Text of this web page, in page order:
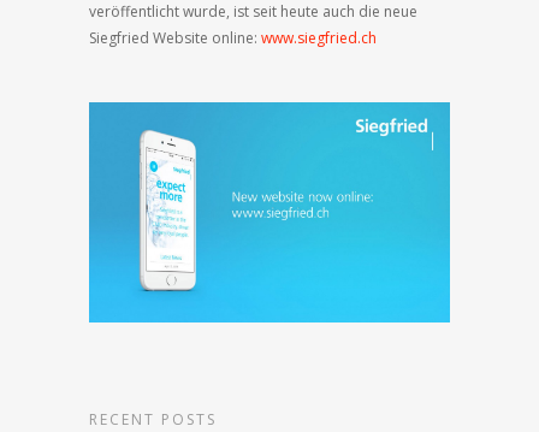
veröffentlicht wurde, ist seit heute auch die neue
Siegfried Website online: www.siegfried.ch
RECENT POSTS